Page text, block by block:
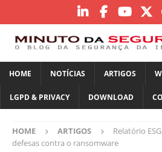
HOME NOTÍCIAS ARTIGOS
LGPD & PRIVACY DOWNLOAD
HOME ARTIGOS
Relatório
defesas contra o ransomware